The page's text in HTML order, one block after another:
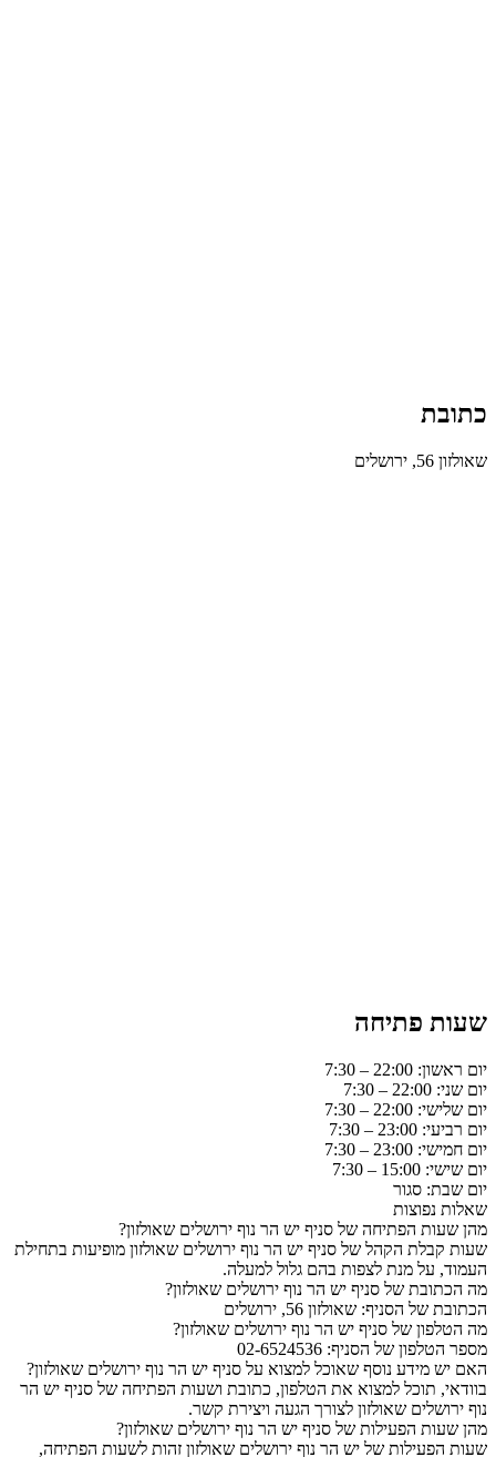
כתובת
שאולזון 56, ירושלים
שעות פתיחה
יום ראשון: 22:00 – 7:30
יום שני: 22:00 – 7:30
יום שלישי: 22:00 – 7:30
יום רביעי: 23:00 – 7:30
יום חמישי: 23:00 – 7:30
יום שישי: 15:00 – 7:30
יום שבת: סגור
שאלות נפוצות
מהן שעות הפתיחה של סניף יש הר נוף ירושלים שאולזון?
שעות קבלת הקהל של סניף יש הר נוף ירושלים שאולזון מופיעות בתחילת
העמוד, על מנת לצפות בהם גלול למעלה.
מה הכתובת של סניף יש הר נוף ירושלים שאולזון?
הכתובת של הסניף: שאולזון 56, ירושלים
מה הטלפון של סניף יש הר נוף ירושלים שאולזון?
מספר הטלפון של הסניף: 02-6524536
האם יש מידע נוסף שאוכל למצוא על סניף יש הר נוף ירושלים שאולזון?
בוודאי, תוכל למצוא את הטלפון, כתובת ושעות הפתיחה של סניף יש הר
נוף ירושלים שאולזון לצורך הגעה ויצירת קשר.
מהן שעות הפעילות של סניף יש הר נוף ירושלים שאולזון?
שעות הפעילות של יש הר נוף ירושלים שאולזון זהות לשעות הפתיחה,